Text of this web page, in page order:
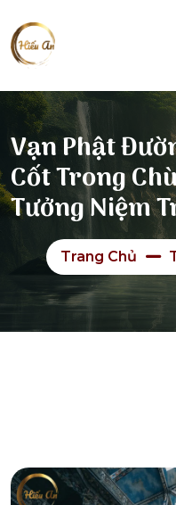
Vạn Phật
Cốt Trong
Tưởng Niệm
Trang Chủ